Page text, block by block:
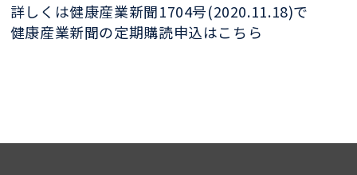
詳しくは健康産業新聞1704号(2020.11.18)で
健康産業新聞の定期購読申込はこちら